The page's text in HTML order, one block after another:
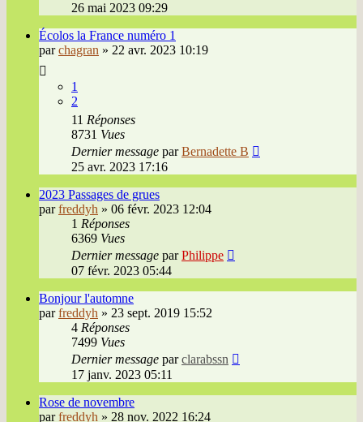
26 mai 2023 09:29
Écolos la France numéro 1
parchagran » 22 avr. 2023 10:19
1
2
11 Réponses
8731 Vues
Dernier message parBernadette B
25 avr. 2023 17:16
2023 Passages de grues
parfreddyh » 06 févr. 2023 12:04
1 Réponses
6369 Vues
Dernier message parPhilippe
07 févr. 2023 05:44
Bonjour l'automne
parfreddyh » 23 sept. 2019 15:52
4 Réponses
7499 Vues
Dernier message parclarabssn
17 janv. 2023 05:11
Rose de novembre
parfreddyh » 28 nov. 2022 16:24